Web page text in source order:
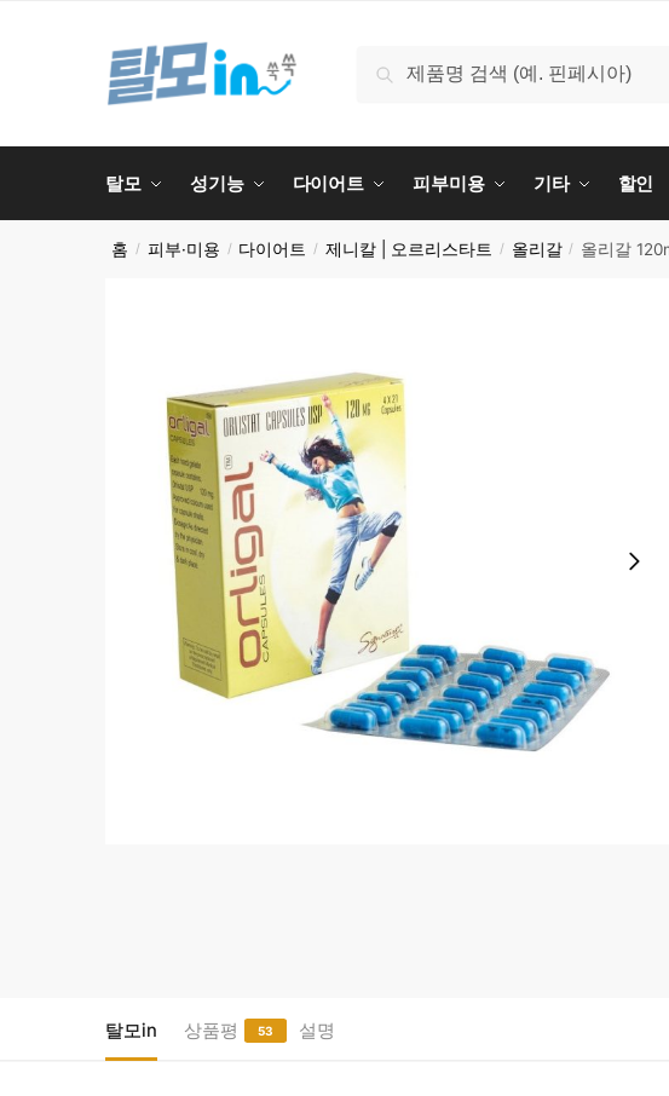
검색
탈모 성기능 다이어트 피부미용 기타 할인
홈 / 피부·미용 / 다이어트 / 제니칼 | 오르리스타트 / 올리갈 / 올리갈
탈모in 상품평 53 설명